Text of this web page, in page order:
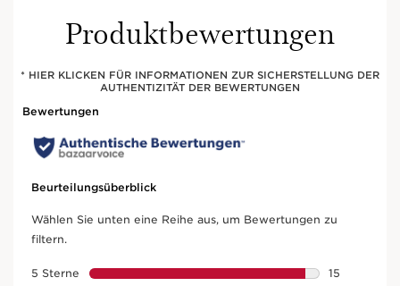
Produktbewertungen
* HIER KLICKEN FÜR INFORMATIONEN ZUR SICHERSTELLUNG DER
AUTHENTIZITÄT DER BEWERTUNGEN